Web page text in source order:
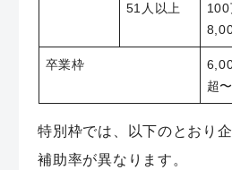
51人以上
100
卒業枠
超
特別枠では、以下のとおり
補助率が異なります。